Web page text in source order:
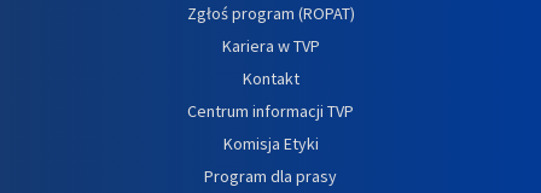
Zgłoś program (ROPAT)
Kariera w TVP
Kontakt
Centrum informacji TVP
Komisja Etyki
Program dla prasy